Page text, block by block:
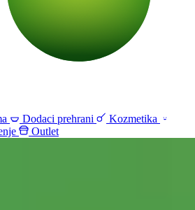
Dodaci prehrani
Kozmetika
Outlet